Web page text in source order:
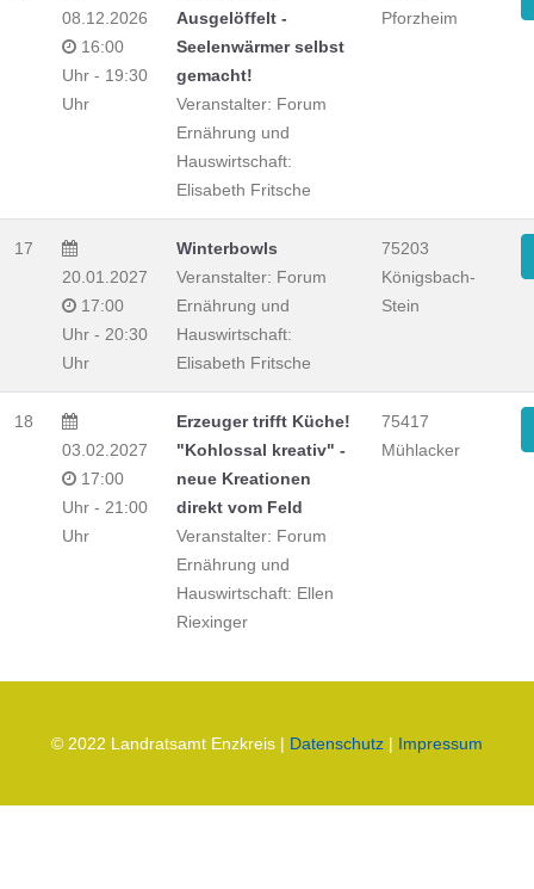
08.12.2026
16:00
Uhr - 19:30
Uhr
Ausgelöffelt -
Seelenwärmer selbst
gemacht!
Veranstalter: Forum
Ernährung und
Hauswirtschaft:
Elisabeth Fritsche
Pforzheim
17
20.01.2027
17:00
Uhr - 20:30
Uhr
Winterbowls
Veranstalter: Forum
Ernährung und
Hauswirtschaft:
Elisabeth Fritsche
75203
Königsbach-
Stein
18
03.02.2027
17:00
Uhr - 21:00
Uhr
Erzeuger trifft Küche!
"Kohlossal kreativ" -
neue Kreationen
direkt vom Feld
Veranstalter: Forum
Ernährung und
Hauswirtschaft: Ellen
Riexinger
75417
Mühlacker
© 2022 Landratsamt Enzkreis | Datenschutz | Impressum